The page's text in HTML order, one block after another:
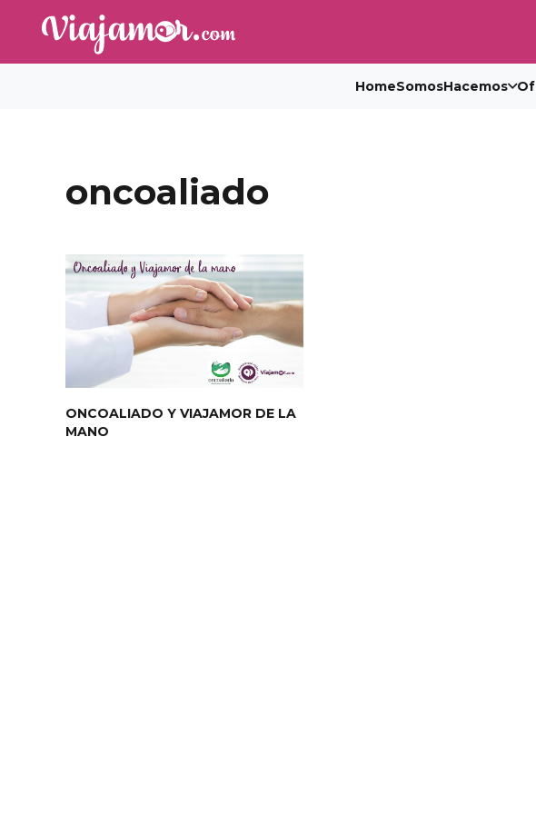
HomeSomosHacemos
oncoaliado
ONCOALIADO Y VIAJAMOR DE LA
MANO